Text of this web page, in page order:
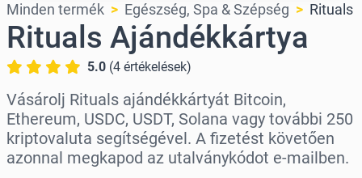
Minden termék Egészség, Spa & Szépség Rituals
Rituals Ajándékkártya
5.0 (4 értékelések)
Vásárolj Rituals ajándékkártyát Bitcoin,
Ethereum, USDC, USDT, Solana vagy további 250
kriptovaluta segítségével. A fizetést követően
azonnal megkapod az utalványkódot e-mailben.